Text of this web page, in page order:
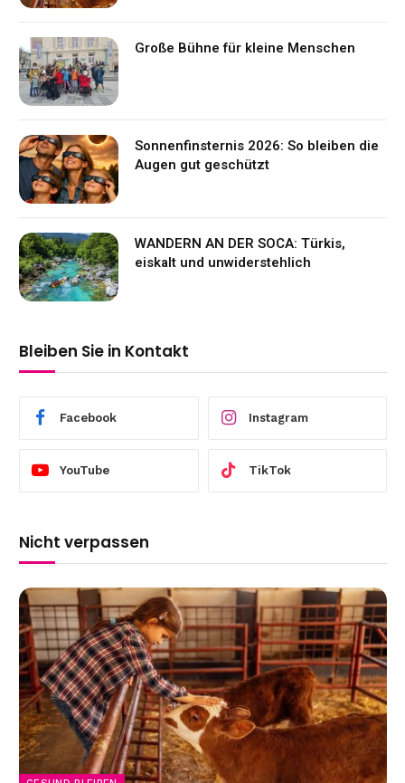
Große Bühne für kleine Menschen
Sonnenfinsternis 2026: So bleiben die
Augen gut geschützt
WANDERN AN DER SOCA: Türkis,
eiskalt und unwiderstehlich
Bleiben Sie in Kontakt
Facebook Instagram
YouTube TikTok
Nicht verpassen